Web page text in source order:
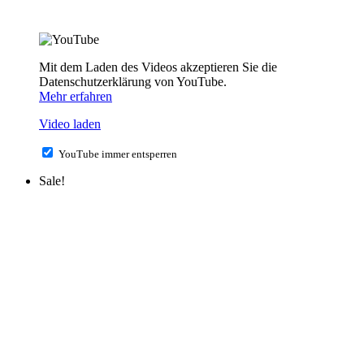
Mit dem Laden des Videos akzeptieren Sie die
Datenschutzerklärung von YouTube.
Mehr erfahren
Video laden
YouTube immer entsperren
Sale!